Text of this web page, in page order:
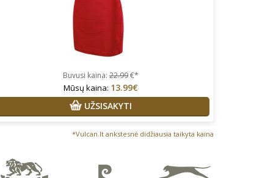
Buvusi kaina:22.99€*
Mūsų kaina: 13.99€
UŽSISAKYTI
*Vulcan.lt ankstesnė didžiausia taikyta kaina